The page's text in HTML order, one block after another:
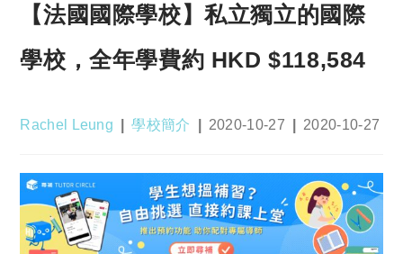
【法國國際學校】私立獨立的國際
學校，全年學費約 HKD $118,584
Post
Rachel Leung
Post
學校簡介
Post
2020-10-27
Post
2020-10-27